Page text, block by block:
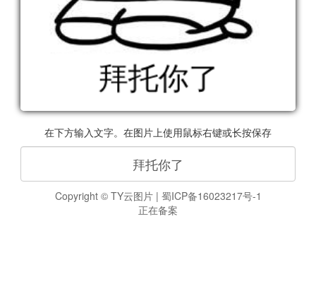
在下方输入文字。在图片上使用鼠标右键或长按保存
Copyright © TY云图片 | 蜀ICP备16023217号-1
正在备案